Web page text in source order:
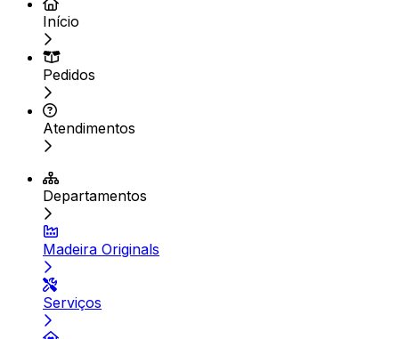
Início
Pedidos
Atendimentos
Departamentos
Madeira Originals
Serviços